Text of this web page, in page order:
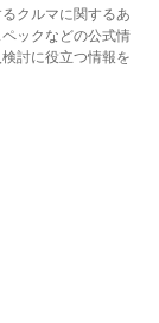
クルマに関するあ
ックなどの公式情
討に役立つ情報を